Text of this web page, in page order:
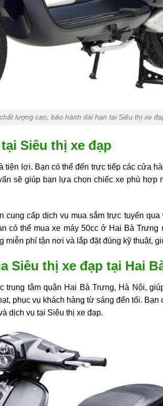
lượng cao, bảo hành dài hạn tại Siêu thị xe
Siêu thị xe đạp
tiện lợi. Bạn có thể đến trực tiếp các cửa
sẽ giúp bạn lựa chọn chiếc xe phù hợp
cung cấp dịch vụ mua sắm trực tuyến
có thể mua xe máy 50cc ở Hai Bà
miễn phí tận nơi và lắp đặt đúng kỹ thuật,
Siêu thị xe đạp tại Hai
tâm quận Hai Bà Trưng, Hà Nội,
phục vụ khách hàng từ sáng đến tối.
dịch vụ tại Siêu thị xe đạp.